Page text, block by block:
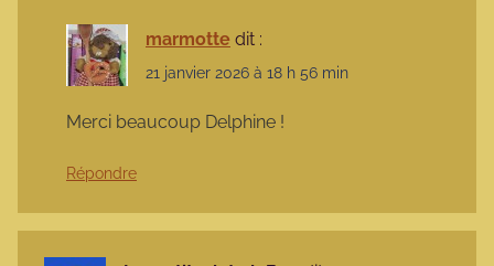
marmotte dit :
21 janvier 2026 à 18 h 56 min
Merci beaucoup Delphine !
Répondre